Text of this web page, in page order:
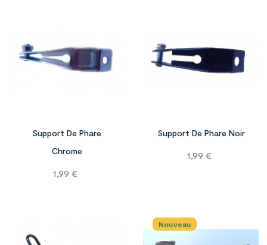
Support De Phare
Chrome
Prix
1,99 €
Support De Phare Noir
Prix
1,99 €
Nouveau